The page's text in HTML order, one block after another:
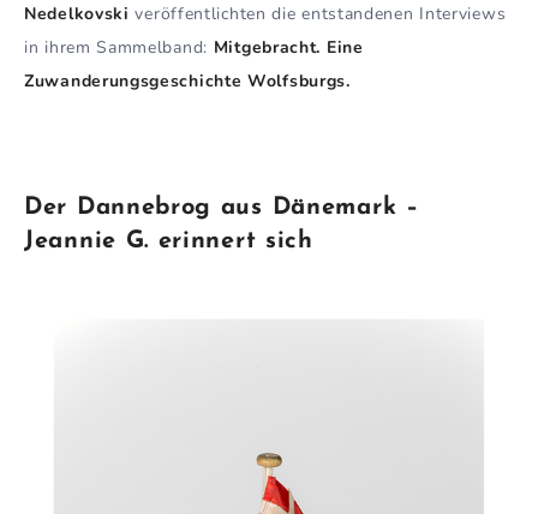
Nedelkovski veröffentlichten die entstandenen Interviews
in ihrem Sammelband: Mitgebracht. Eine
Zuwanderungsgeschichte Wolfsburgs.
Der Dannebrog aus Dänemark –
Jeannie G. erinnert sich